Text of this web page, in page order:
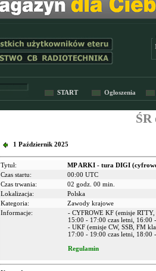
START Ogłoszenia
ŚR
1 Październik 2025
Tytuł:
MP ARKI - tura DIGI
Czas startu:
00:00 UTC
Czas trwania:
02 godz. 00 min.
Lokalizacja:
Polska
Kategoria:
Zawody krajowe
Informacje:
- CYFROWE KF (emisje
15:00 - 17:00 czas letni, 16:00
- UKF (emisje CW, SSB, FM
17:00 - 19:00 czas letni, 18:00
Regulamin